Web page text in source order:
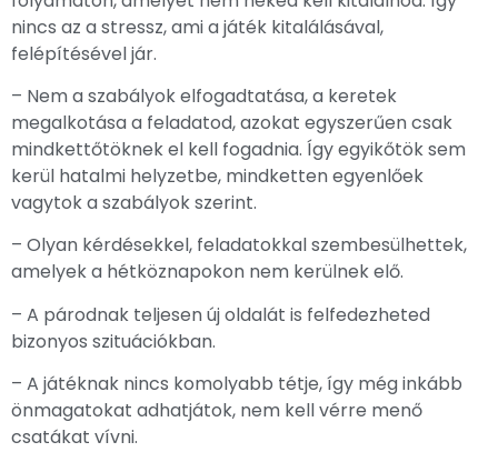
nincs az a stressz, ami a játék kitalálásával,
felépítésével jár.
– Nem a szabályok elfogadtatása, a keretek
megalkotása a feladatod, azokat egyszerűen csak
mindkettőtöknek el kell fogadnia. Így egyikőtök sem
kerül hatalmi helyzetbe, mindketten egyenlőek
vagytok a szabályok szerint.
– Olyan kérdésekkel, feladatokkal szembesülhettek,
amelyek a hétköznapokon nem kerülnek elő.
– A párodnak teljesen új oldalát is felfedezheted
bizonyos szituációkban.
– A játéknak nincs komolyabb tétje, így még inkább
önmagatokat adhatjátok, nem kell vérre menő
csatákat vívni.